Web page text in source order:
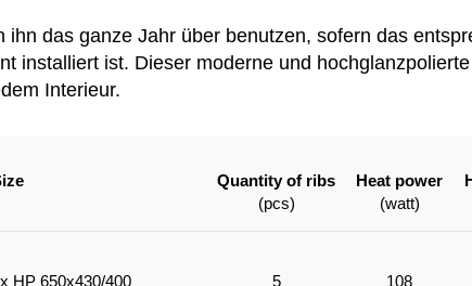
ihn das ganze Jahr über benutzen, sofern das
installiert ist. Dieser moderne und
Interieur.
Quantity of ribs
(pcs)
Heat power
(watt)
HP 650x430/400 5 108